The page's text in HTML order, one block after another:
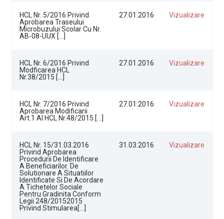
HCL Nr. 5/2016 Privind
Aprobarea Traseului
Microbuzului Scolar Cu Nr.
AB-08-UUX […]
27.01.2016 Vizualizare
HCL Nr. 6/2016 Privind
Modficarea HCL
Nr.38/2015 […]
27.01.2016 Vizualizare
HCL Nr. 7/2016 Privind
Aprobarea Modificarii
Art.1 Al HCL Nr.48/2015 […]
27.01.2016 Vizualizare
HCL Nr. 15/31.03.2016
Privind Aprobarea
Procedurii De Identificare
A Beneficiarilor. De
Solutionare A Situatiilor
Identificate Si De Acordare
A Tichetelor Sociale
Pentru Gradinita Conform
Legii 248/20152015
Privind Stimularea[…]
31.03.2016 Vizualizare